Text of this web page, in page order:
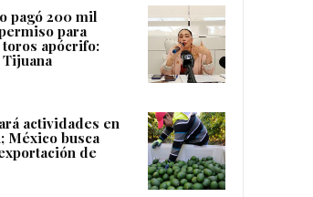
pagó 200 mil
para
apócrifo:
actividades en
México busca
de